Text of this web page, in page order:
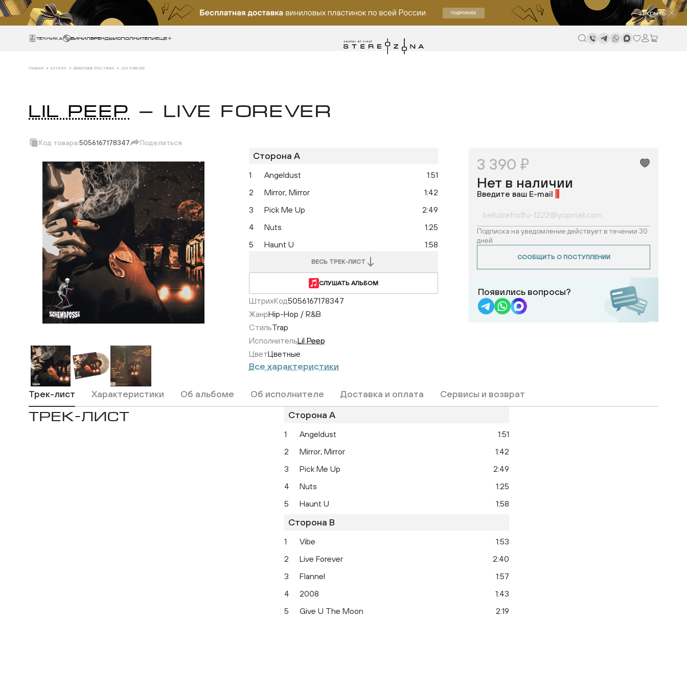
закрыть
Техника ВИНИЛБРЕНДЫИСПОЛНИТЕЛИЕще
ГЛАВНАЯ КАТАЛОГ ВИНИЛОВЫЕ ПЛАСТИНКИ LIVE FOREVER
LIL PEEP — LIVE FOREVER
Код товара:5056167178347 Поделиться
Скопировать ссылку
Вотсап
Телеграм
Макс
ВКонтакте
Одноклассники
Сторона A
1 Angeldust
1:51
2
Mirror, Mirror
1:42
3
Pick Me Up
2:49
4
Nuts
1:25
5
Haunt U 1:58
ВЕСЬ ТРЕК-ЛИСТ
СЛУШАТЬ АЛЬБОМ
ШтрихКод5056167178347
ЖанрHip-Hop / R&B
СтильTrap
ИсполнительLil Peep
ЦветЦветные
Все характеристики
3 390 ₽
Нет в наличии
Введите ваш E-mail
Подписка на уведомление действует в течении 30
дней
СООБЩИТЬ О ПОСТУПЛЕНИИ
Появились вопросы?
Трек-лист Характеристики Об альбоме Об исполнителе Доставка и оплата Сервисы и возврат
ТРЕК-ЛИСТ Сторона A
1 Angeldust
1:51
2
Mirror, Mirror
1:42
3
Pick Me Up
2:49
4
Nuts
1:25
5
Haunt U 1:58
Сторона B
1 Vibe
1:53
2
Live Forever
2:40
3
Flannel
1:57
4
2008
1:43
5
Give U The Moon 2:19